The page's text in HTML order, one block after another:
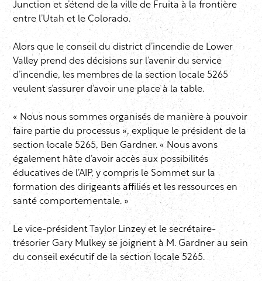
Junction et s’étend de la ville de Fruita à la frontière
entre l’Utah et le Colorado.
Alors que le conseil du district d’incendie de Lower
Valley prend des décisions sur l’avenir du service
d’incendie, les membres de la section locale 5265
veulent s’assurer d’avoir une place à la table.
« Nous nous sommes organisés de manière à pouvoir
faire partie du processus », explique le président de la
section locale 5265, Ben Gardner. « Nous avons
également hâte d’avoir accès aux possibilités
éducatives de l’AIP, y compris le Sommet sur la
formation des dirigeants affiliés et les ressources en
santé comportementale. »
Le vice-président Taylor Linzey et le secrétaire-
trésorier Gary Mulkey se joignent à M. Gardner au sein
du conseil exécutif de la section locale 5265.